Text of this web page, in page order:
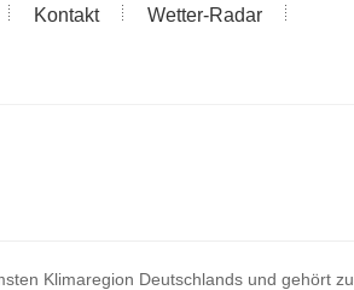
Kontakt Wetter-Radar
Klimaregion Deutschlands und gehört zu